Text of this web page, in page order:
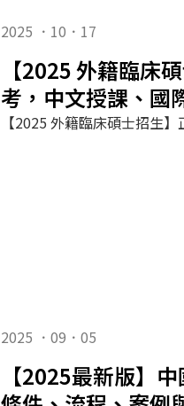
2025 ．10．17
【2025 外籍臨床
考，中文授課、國
2025 ．09．05
【2025最新版】